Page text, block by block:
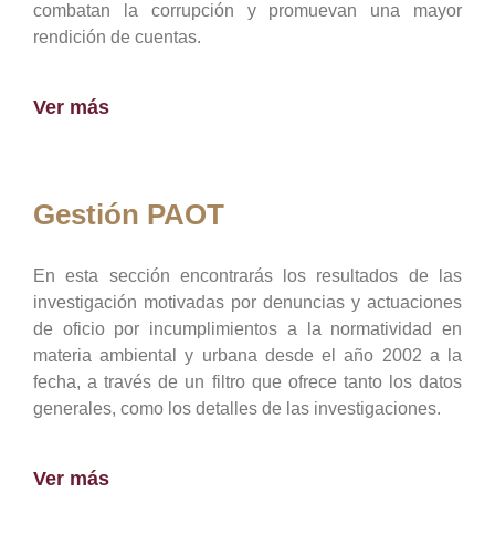
combatan la corrupción y promuevan una mayor
rendición de cuentas.
Ver más
Gestión PAOT
En esta sección encontrarás los resultados de las
investigación motivadas por denuncias y actuaciones
de oficio por incumplimientos a la normatividad en
materia ambiental y urbana desde el año 2002 a la
fecha, a través de un filtro que ofrece tanto los datos
generales, como los detalles de las investigaciones.
Ver más